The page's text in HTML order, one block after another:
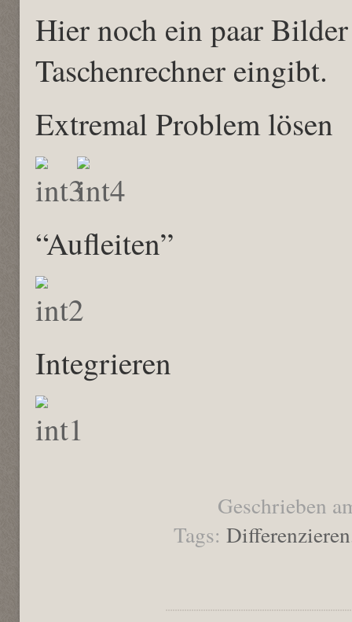
Hier noch ein paar
Taschenrechner eingibt.
Extremal Problem lösen
“Aufleiten”
Integrieren
Geschrieben
Tags: Differenzieren